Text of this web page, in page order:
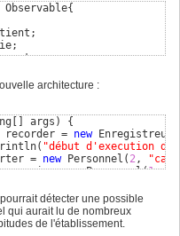
it =
(
Observable{
);
(trait);
(o);
pers ){
(this.getNomPatient()
(pers);
architecture :
[ ] args )
{
recorder =
new Enregistreur
( "début d'execution
=
new Personnel ( 2,
=
new Personnel(1,
(dossier);
dossier);
("fin d'execution du
détecter une possible
qui aurait lu de nombreux
de l'établissement.